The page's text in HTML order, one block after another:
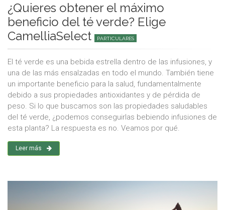
¿Quieres obtener el máximo
beneficio del té verde? Elige
CamelliaSelect
PARTICULARES
El té verde es una bebida estrella dentro de las infusiones, y
una de las más ensalzadas en todo el mundo. También tiene
un importante beneficio para la salud, fundamentalmente
debido a sus propiedades antioxidantes y de pérdida de
peso. Si lo que buscamos son las propiedades saludables
del té verde, ¿podemos conseguirlas bebiendo infusiones de
esta planta? La respuesta es no. Veamos por qué.
Leer más